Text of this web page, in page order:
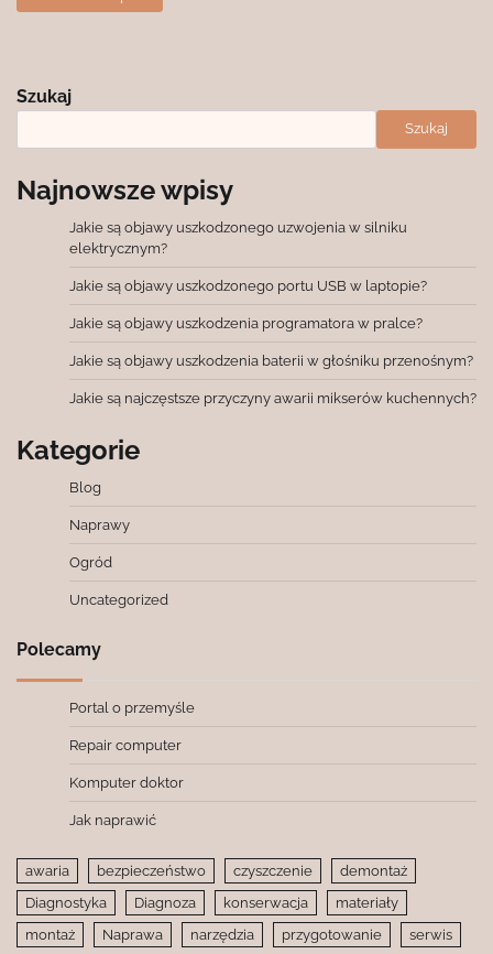
Szukaj
Szukaj
Najnowsze wpisy
Jakie są objawy uszkodzonego uzwojenia w silniku
elektrycznym?
Jakie są objawy uszkodzonego portu USB w laptopie?
Jakie są objawy uszkodzenia programatora w pralce?
Jakie są objawy uszkodzenia baterii w głośniku przenośnym?
Jakie są najczęstsze przyczyny awarii mikserów kuchennych?
Kategorie
Blog
Naprawy
Ogród
Uncategorized
Polecamy
Portal o przemyśle
Repair computer
Komputer doktor
Jak naprawić
awaria bezpieczeństwo czyszczenie
demontaż
Diagnostyka
Diagnoza konserwacja
materiały
montaż
Naprawa narzędzia przygotowanie serwis